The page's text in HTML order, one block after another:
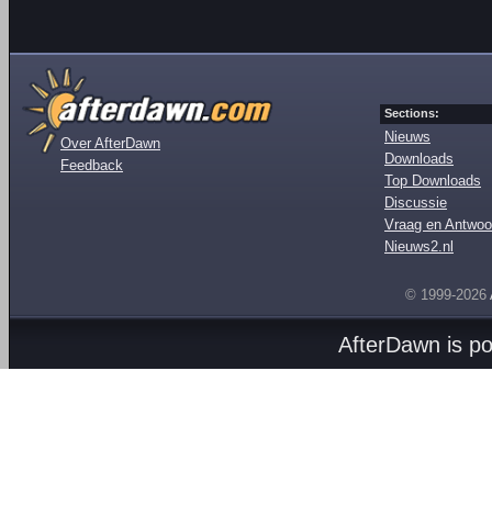
Over AfterDawn
Feedback
Sections:
Nieuws
Downloads
Top Downloads
Discussie
Vraag en
Nieuws2.nl
© 1999-2026
AfterDawn is